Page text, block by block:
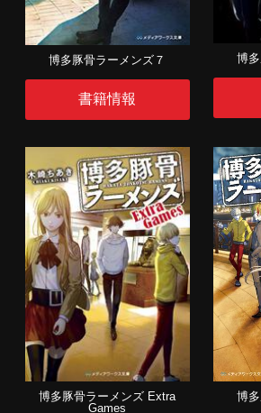
博多豚骨ラーメンズ７
書籍情報
博
博多豚骨ラーメンズ Extra
Games
博